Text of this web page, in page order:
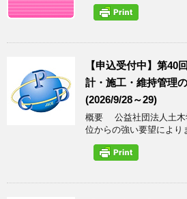
【申込受付中】第40
計・施工・維持管理
(2026/9/28～29)
概要 公益社団法人土木
位からの強い要望により